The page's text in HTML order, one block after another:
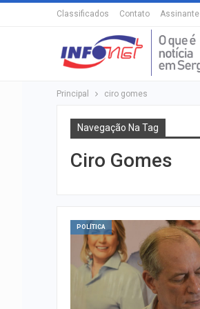
Classificados Contato Assinante
Principal ciro gomes
Navegação Na Tag
Ciro Gomes
POLÍTICA